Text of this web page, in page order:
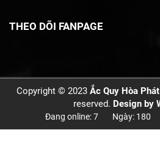
THEO DÕI FANPAGE
Copyright © 2023 Ắc Quy Hòa
reserved. Design by
Đang online: 7 Ngày: 180